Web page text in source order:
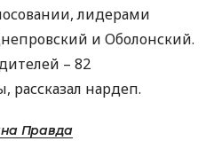
лидерами
и Оболонский.
– 82
рассказал нардеп.
Правда